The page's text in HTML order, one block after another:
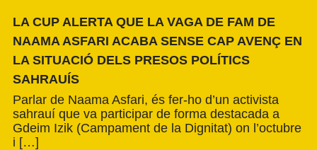
LA CUP ALERTA QUE LA VAGA DE FAM DE
NAAMA ASFARI ACABA SENSE CAP AVENÇ EN
LA SITUACIÓ DELS PRESOS POLÍTICS
SAHRAUÍS
Parlar de Naama Asfari, és fer-ho d’un activista
sahrauí que va participar de forma destacada a
Gdeim Izik (Campament de la Dignitat) on l’octubre
i […]